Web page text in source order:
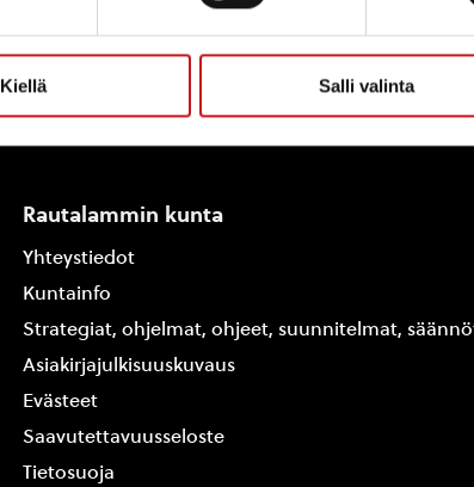
Kiellä Salli valinta
Rautalammin kunta
Yhteystiedot
Kuntainfo
Strategiat, ohjelmat, ohjeet, suunnitelmat,
Asiakirjajulkisuuskuvaus
Evästeet
Saavutettavuusseloste
Tietosuoja